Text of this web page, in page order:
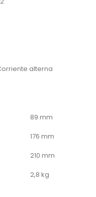
alterna
89 mm
176 mm
210 mm
2,8 kg